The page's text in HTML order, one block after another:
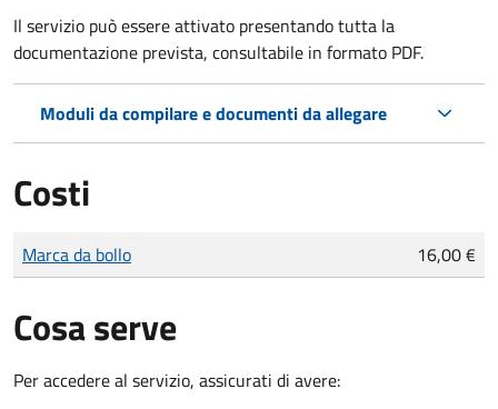
Il servizio può essere attivato presentando tutta la
documentazione prevista, consultabile in formato PDF.
Moduli da compilare e documenti da allegare
Costi
Tipo di pagamento
Importo
Marca da bollo 16,00 €
Cosa serve
Per accedere al servizio, assicurati di avere: